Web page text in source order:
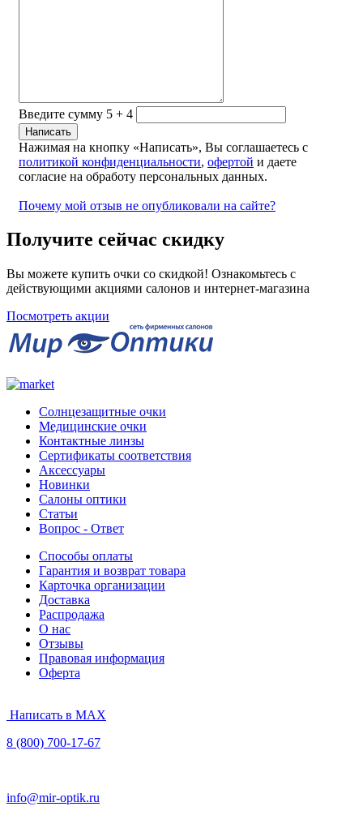
Введите сумму 5 + 4
Нажимая на кнопку «Написать», Вы соглашаетесь с
политикой конфиденциальности, офертой и даете
согласие на обработу персональных данных.
Почему мой отзыв не опубликовали на сайте?
Получите сейчас скидку
Вы можете купить очки со скидкой! Ознакомьтесь с
действующими акциями салонов и интернет-магазина
Посмотреть акции
Солнцезащитные очки
Медицинские очки
Контактные линзы
Сертификаты соответствия
Аксессуары
Новинки
Салоны оптики
Статьи
Вопрос - Ответ
Способы оплаты
Гарантия и возврат товара
Карточка организации
Доставка
Распродажа
О нас
Отзывы
Правовая информация
Оферта
Написать в MAX
8 (800) 700-17-67
info@mir-optik.ru